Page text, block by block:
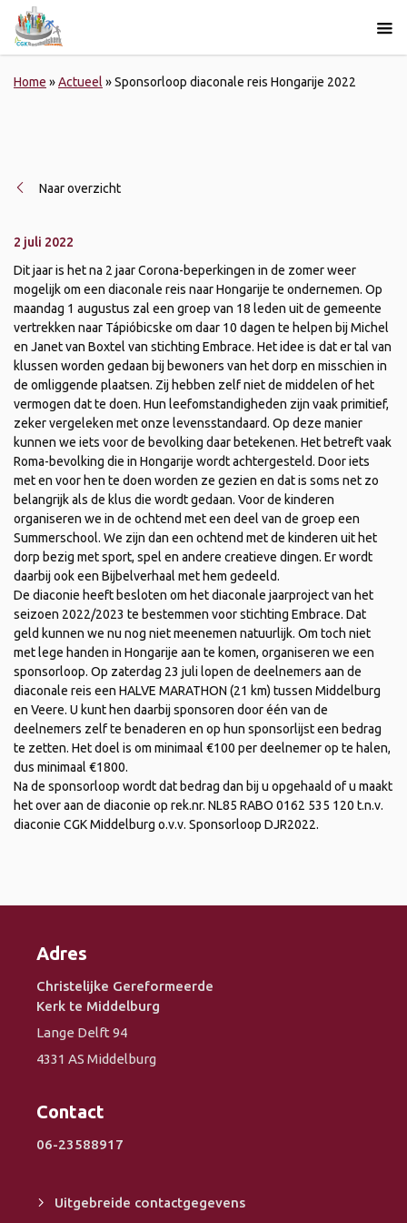
Home »Actueel »Sponsorloop diaconale reis Hongarije 2022
Naar overzicht
2 juli 2022
Dit jaar is het na 2 jaar Corona-beperkingen in de zomer weer
mogelijk om een diaconale reis naar Hongarije te ondernemen. Op
maandag 1 augustus zal een groep van 18 leden uit de gemeente
vertrekken naar Tápióbicske om daar 10 dagen te helpen bij Michel
en Janet van Boxtel van stichting Embrace. Het idee is dat er tal van
klussen worden gedaan bij bewoners van het dorp en misschien in
de omliggende plaatsen. Zij hebben zelf niet de middelen of het
vermogen dat te doen. Hun leefomstandigheden zijn vaak primitief,
zeker vergeleken met onze levensstandaard. Op deze manier
kunnen we iets voor de bevolking daar betekenen. Het betreft vaak
Roma-bevolking die in Hongarije wordt achtergesteld. Door iets
met en voor hen te doen worden ze gezien en dat is soms net zo
belangrijk als de klus die wordt gedaan. Voor de kinderen
organiseren we in de ochtend met een deel van de groep een
Summerschool. We zijn dan een ochtend met de kinderen uit het
dorp bezig met sport, spel en andere creatieve dingen. Er wordt
daarbij ook een Bijbelverhaal met hem gedeeld.
De diaconie heeft besloten om het diaconale jaarproject van het
seizoen 2022/2023 te bestemmen voor stichting Embrace. Dat
geld kunnen we nu nog niet meenemen natuurlijk. Om toch niet
met lege handen in Hongarije aan te komen, organiseren we een
sponsorloop. Op zaterdag 23 juli lopen de deelnemers aan de
diaconale reis een HALVE MARATHON (21 km) tussen Middelburg
en Veere. U kunt hen daarbij sponsoren door één van de
deelnemers zelf te benaderen en op hun sponsorlijst een bedrag
te zetten. Het doel is om minimaal €100 per deelnemer op te halen,
dus minimaal €1800.
Na de sponsorloop wordt dat bedrag dan bij u opgehaald of u maakt
het over aan de diaconie op rek.nr. NL85 RABO 0162 535 120 t.n.v.
diaconie CGK Middelburg o.v.v. Sponsorloop DJR2022.
Adres
Christelijke Gereformeerde
Kerk te Middelburg
Lange Delft 94
4331 AS Middelburg
Contact
06-23588917
Uitgebreide contactgegevens